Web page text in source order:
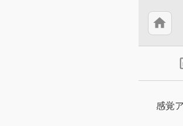
home
感覚